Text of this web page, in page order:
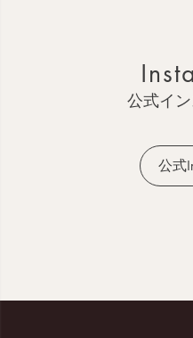
公式イ
公式